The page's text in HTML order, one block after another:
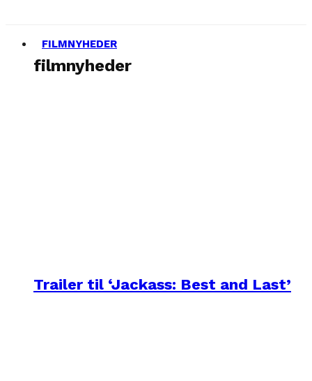
FILMNYHEDER
filmnyheder
Trailer til ‘Jackass: Best and Last’